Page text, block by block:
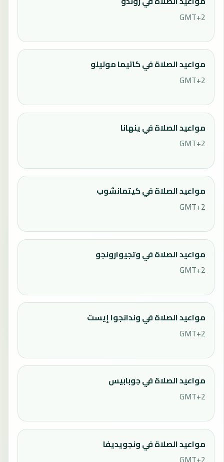
GMT+2
مواعيد الصلاة في كاتيما موليلو
GMT+2
مواعيد الصلاة في ينهانا
GMT+2
مواعيد الصلاة في كيتمانشوب
GMT+2
مواعيد الصلاة في وتجيوارونجو
GMT+2
مواعيد الصلاة في وندانجوا إيست
GMT+2
مواعيد الصلاة في جوبابيس
GMT+2
مواعيد الصلاة في ونجويديفا